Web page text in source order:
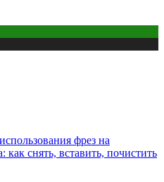
фрез на
снять, вставить, почистить